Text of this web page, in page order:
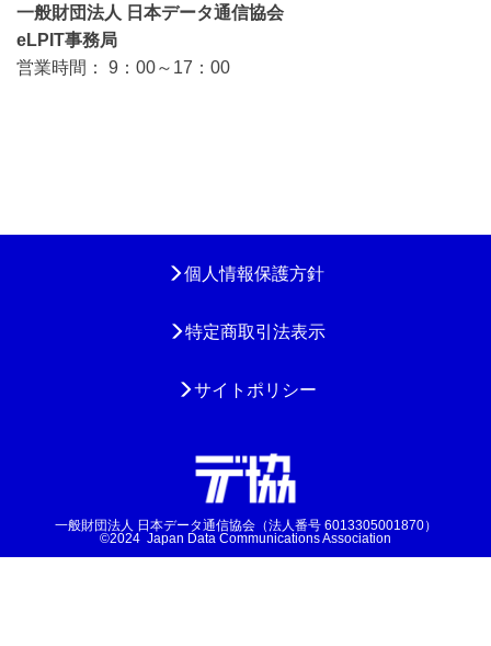
一般財団法人 日本データ通信協会
eLPIT事務局
営業時間： 9：00～17：00
個人情報保護方針
特定商取引法表示
サイトポリシー
一般財団法人 日本データ通信協会（法人番号 6013305001870）
©2024 Japan Data Communications Association